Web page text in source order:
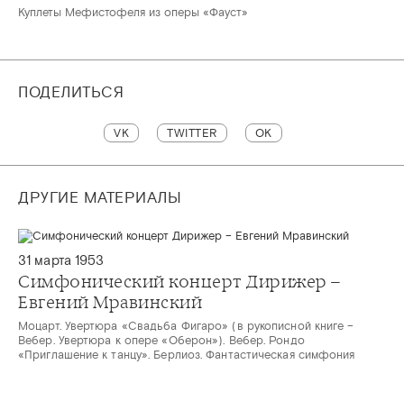
Куплеты Мефистофеля из оперы «Фауст»
ПОДЕЛИТЬСЯ
VK TWITTER OK
ДРУГИЕ МАТЕРИАЛЫ
31 марта 1953
Симфонический концерт Дирижер –
Евгений Мравинский
Моцарт. Увертюра «Свадьба Фигаро» (в рукописной книге –
Вебер. Увертюра к опере «Оберон»). Вебер. Рондо
«Приглашение к танцу». Берлиоз. Фантастическая симфония